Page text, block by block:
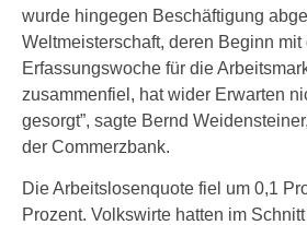
wurde hingegen Beschäftigung
Weltmeisterschaft, deren Beginn mit
Erfassungswoche für die
zusammenfiel, hat wider Erwarten
gesorgt”, sagte Bernd
der Commerzbank.
Die Arbeitslosenquote fiel um 0,1
Prozent. Volkswirte hatten im